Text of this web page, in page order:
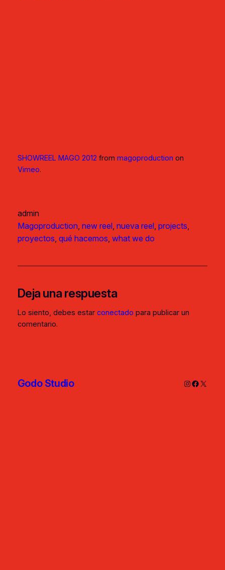
SHOWREEL MAGO 2012 from magoproduction on
Vimeo.
admin
Magoproduction, new reel, nueva reel, projects
proyectos qué hacemos what we do
Deja una respuesta
Lo siento, debes estar conectado para publicar un
comentario.
Godo Studio